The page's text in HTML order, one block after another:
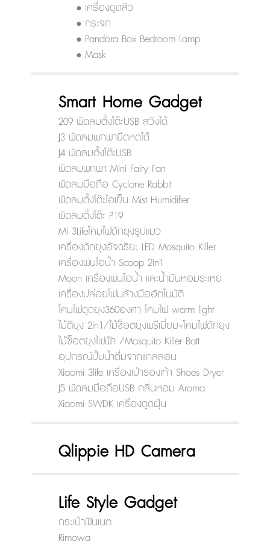
• เครื่องดูดสิว
• กระจก
• Pandora Box Bedroom Lamp
• Mask
Smart Home Gadget
209 พัดลมตั้งโต๊ะUSB สวิงได้
J3 พัดลมพกพายืดหดได้
J4 พัดลมตั้งโต๊ะUSB
พัดลมพกพา Mini Fairy Fan
พัดลมมือถือ Cyclone Rabbit
พัดลมตั้งโต๊ะไอเย็น Mist Humidifier
พัดลมตั้งโต๊ะ P19
Mi 3Lifeโคมไฟดักยุงรูปแมว
เครื่องดักยุงอัจฉริยะ LED Mosquito Killer
เครื่องพ่นไอน้ำ Scoop 2in1
Moon เครื่องพ่นไอน้ำ และน้ำมันหอมระเหย
เครื่องปล่อยโฟมล้างมืออัตโนมัติ
โคมไฟดูดยุง360องศา โคมไฟ warm light
ไม้ตียุง 2in1/ไม้ช็อตยุงพรีเมี่ยม+โคมไฟดักยุง
ไม้ช็อตยุงไฟฟ้า /Mosquito Killer Batt
อุปกรณ์ปั้มน้ำดื่มจากแกลลอน
Xiaomi 3life เครื่องเป่ารองเท้า Shoes Dryer
J5 พัดลมมือถือUSB กลิ่นหอม Aroma
Xiaomi SWDK เครื่องดูดฝุ่น
Qlippie HD Camera
Life Style Gadget
กระเป๋าฟินเนต
Rimowa